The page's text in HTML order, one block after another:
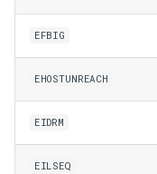
EFBIG
EHOSTUNREACH
EIDRM
EILSEQ